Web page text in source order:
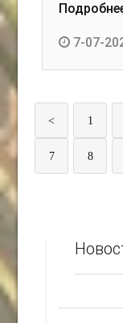
7-07-
< 1
7 8